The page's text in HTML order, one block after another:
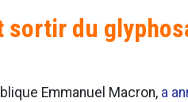
sortir du
Emmanuel Macron, a